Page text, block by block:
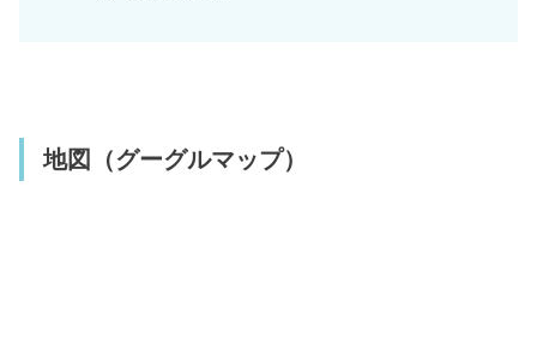
地図（グーグルマップ）